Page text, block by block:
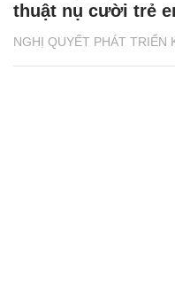
NGHỊ QUYẾT PHÁT TRIỂN
thuật nụ cười trẻ